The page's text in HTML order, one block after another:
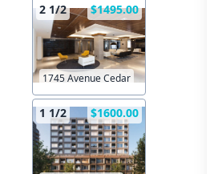
2 1/2 $1495.00
1745 Avenue Cedar
1 1/2 $1600.00